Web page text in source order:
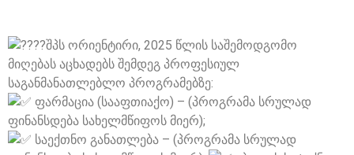
შპს ორიენტირი, 2025 წლის საშემოდგომო
მიღებას აცხადებს შემდეგ პროფესიულ
საგანმანათლებლო პროგრამებზე:
ფარმაცია (სააფთიაქო) – (პროგრამა სრულად
ფინანსდება სახელმწიფოს მიერ);
საექთნო განათლება – (პროგრამა სრულად